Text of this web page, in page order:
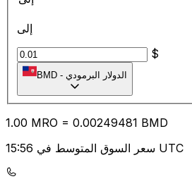
إلى
$
BMD - الدولار البرمودي
1.00 MRO = 0.00249481 BMD
سعر السوق المتوسط في 15:56 UTC